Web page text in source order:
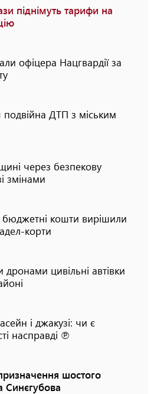
піднімуть тарифи на
офіцера Нацгвардії за
подвійна ДТП з міським
через безпекову
змінами
бюджетні кошти вирішили
корти
дронами цивільні автівки
і джакузі: чи є
насправді ℗
шостого
Синєгубова